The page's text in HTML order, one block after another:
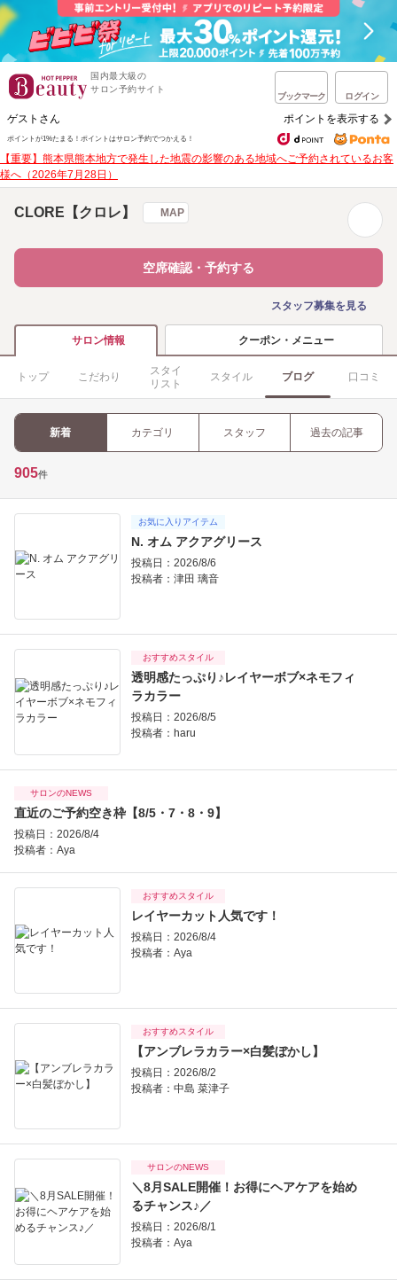
国内最大級の
サロン予約サイト
ブックマーク ログイン
ゲストさん ポイントを表示する
ポイントが1%たまる！ ポイントはサロン予約でつかえる！
【重要】熊本県熊本地方で発生した地震の影響のある地域へご予約されているお客
様へ（2026年7月28日）
CLORE【クロレ】 MAP
空席確認・予約する
スタッフ募集を見る
サロン情報 クーポン・メニュー
トップ こだわり
スタイ
リスト
スタイル ブログ 口コミ
新着 カテゴリ スタッフ 過去の記事
905件
お気に入りアイテム
N. オム アクアグリース
投稿日：2026/8/6
投稿者： 津田 璃音
おすすめスタイル
透明感たっぷり♪レイヤーボブ×ネモフィ
ラカラー
投稿日：2026/8/5
投稿者： haru
サロンのNEWS
直近のご予約空き枠【8/5・7・8・9】
投稿日：2026/8/4
投稿者： Aya
おすすめスタイル
レイヤーカット人気です！
投稿日：2026/8/4
投稿者： Aya
おすすめスタイル
【アンブレラカラー×白髪ぼかし】
投稿日：2026/8/2
投稿者： 中島 菜津子
サロンのNEWS
＼8月SALE開催！お得にヘアケアを始め
るチャンス♪／
投稿日：2026/8/1
投稿者： Aya